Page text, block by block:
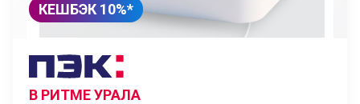
КЕШБЭК 10%*
В РИТМЕ УРАЛА